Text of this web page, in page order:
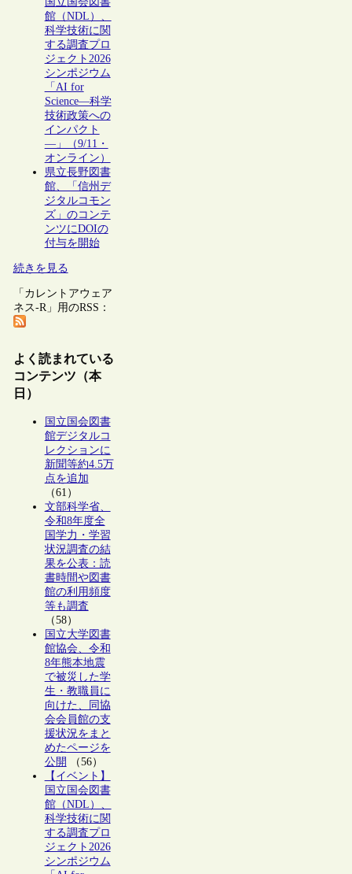
館（NDL）、
科学技術に関
する調査プロ
ジェクト2026
シンポジウム
「AI for
Science―科学
技術政策への
インパクト
―」（9/11・
オンライン）
県立長野図書
館、「信州デ
ジタルコモン
ズ」のコンテ
ンツにDOIの
付与を開始
続きを見る
「カレントアウェア
ネス-R」用のRSS：
よく読まれている
コンテンツ（本
日）
国立国会図書
館デジタルコ
レクションに
新聞等約4.5万
点を追加
（61）
文部科学省、
令和8年度全
国学力・学習
状況調査の結
果を公表：読
書時間や図書
館の利用頻度
等も調査
（58）
国立大学図書
館協会、令和
8年熊本地震
で被災した学
生・教職員に
向けた、同協
会会員館の支
援状況をまと
めたページを
公開
（56）
【イベント】
国立国会図書
館（NDL）、
科学技術に関
する調査プロ
ジェクト2026
シンポジウム